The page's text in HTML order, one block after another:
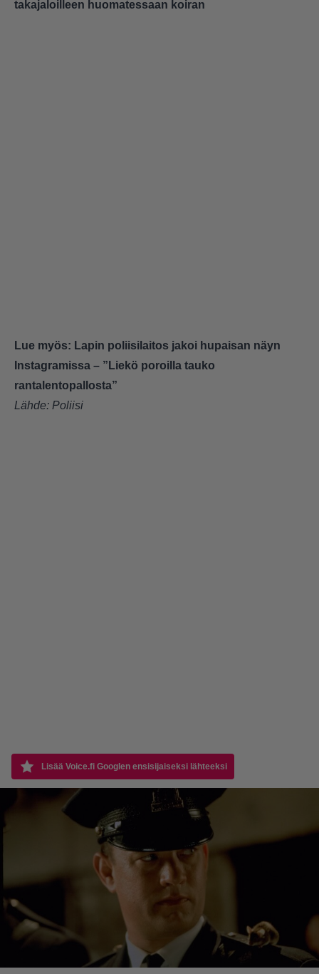
takajaloilleen huomatessaan koiran
Lue myös: Lapin poliisilaitos jakoi hupaisan näyn
Instagramissa – ”Liekö poroilla tauko
rantalentopallosta”
Lähde: Poliisi
Lisää Voice.fi Googlen ensisijaiseksi lähteeksi